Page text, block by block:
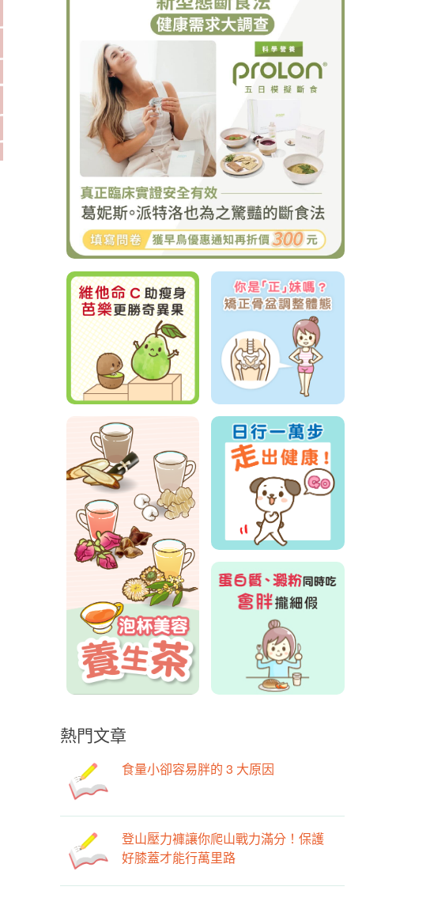
熱門文章
食量小卻容易胖的 3 大原因
登山壓力褲讓你爬山戰力滿分！保護
好膝蓋才能行萬里路